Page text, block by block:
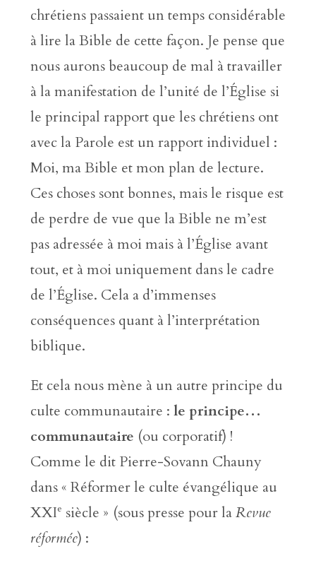
chrétiens passaient un temps considérable
à lire la Bible de cette façon. Je pense que
nous aurons beaucoup de mal à travailler
à la manifestation de l’unité de l’Église si
le principal rapport que les chrétiens ont
avec la Parole est un rapport individuel :
Moi, ma Bible et mon plan de lecture.
Ces choses sont bonnes, mais le risque est
de perdre de vue que la Bible ne m’est
pas adressée à moi mais à l’Église avant
tout, et à moi uniquement dans le cadre
de l’Église. Cela a d’immenses
conséquences quant à l’interprétation
biblique.
Et cela nous mène à un autre principe du
culte communautaire : le principe…
communautaire (ou corporatif) !
Comme le dit Pierre-Sovann Chauny
dans « Réformer le culte évangélique au
XXIe siècle » (sous presse pour laRevue
réformée) :